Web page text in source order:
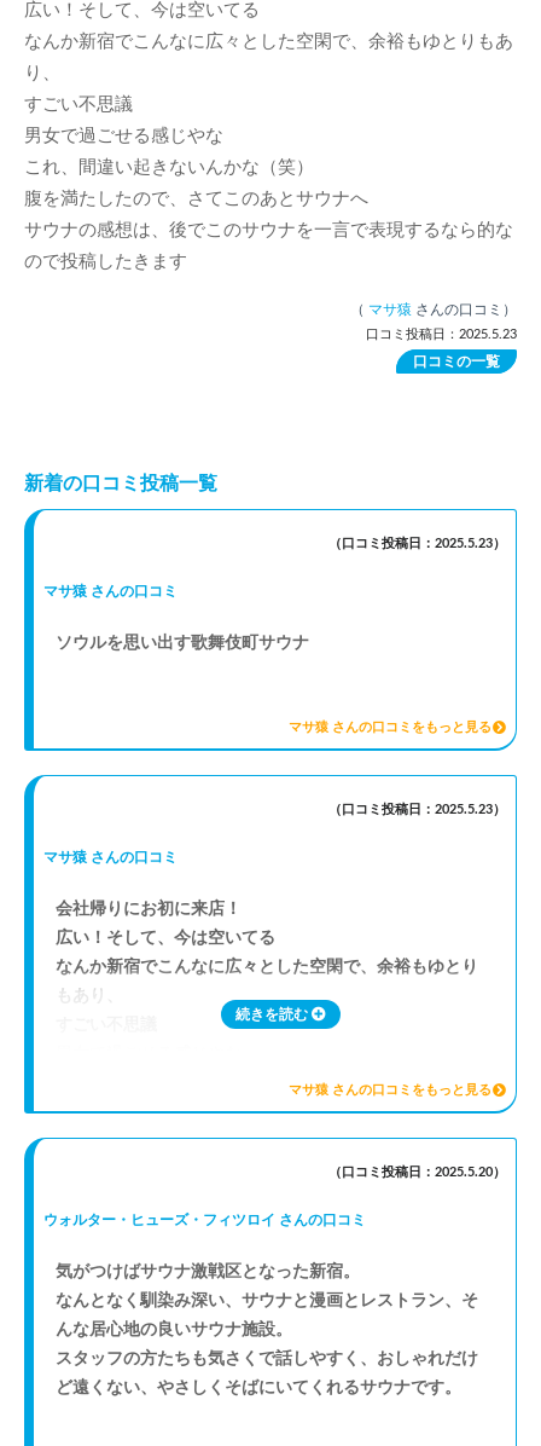
広い！そして、今は空いてる
なんか新宿でこんなに広々とした空閑で、余裕もゆとりもあ
り、
すごい不思議
男女で過ごせる感じやな
これ、間違い起きないんかな（笑）
腹を満たしたので、さてこのあとサウナへ
サウナの感想は、後でこのサウナを一言で表現するなら的な
ので投稿したきます
（ マサ猿 さんの口コミ）
口コミ投稿日：2025.5.23
口コミの一覧
新着の口コミ投稿一覧
（口コミ投稿日：2025.5.23）
マサ猿 さんの口コミ
ソウルを思い出す歌舞伎町サウナ
マサ猿 さんの口コミをもっと見る
（口コミ投稿日：2025.5.23）
マサ猿 さんの口コミ
会社帰りにお初に来店！
広い！そして、今は空いてる
なんか新宿でこんなに広々とした空閑で、余裕もゆとり
もあり、
これ、間違い起きないんかな（笑）
腹を満たしたので、さてこのあとサウナへ
サウナの感想は、後でこのサウナを一言で表現するなら
続きを読む
マサ猿 さんの口コミをもっと見る
（口コミ投稿日：2025.5.20）
ウォルター・ヒューズ・フィツロイ さんの口コミ
気がつけばサウナ激戦区となった新宿。
なんとなく馴染み深い、サウナと漫画とレストラン、そ
んな居心地の良いサウナ施設。
スタッフの方たちも気さくで話しやすく、おしゃれだけ
ど遠くない、やさしくそばにいてくれるサウナです。